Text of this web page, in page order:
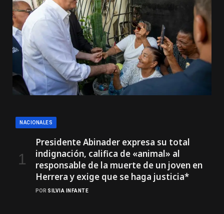
NACIONALES
Presidente Abinader expresa su total
indignación, califica de «animal» al
responsable de la muerte de un joven en
Herrera y exige que se haga justicia*
POR SILVIA INFANTE